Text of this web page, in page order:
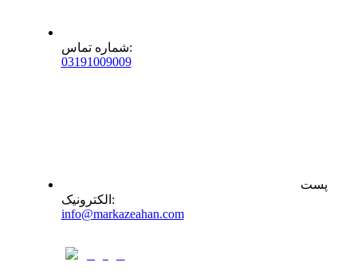
شماره تماس:
03191009009
پست
الکترونیک :
info@markazeahan.com